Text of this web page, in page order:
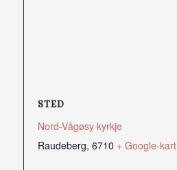
STED
Nord-Vågøsy kyrkje
Raudeberg, 6710 + Google-kart